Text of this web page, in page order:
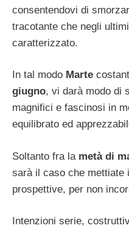
consentendovi di
tracotante che negli
caratterizzato.
In tal modo Marte
giugno, vi darà modo di
magnifici e fascinosi in
equilibrato ed
Soltanto fra la metà di
sarà il caso che mettiate
prospettive, per non
Intenzioni serie,